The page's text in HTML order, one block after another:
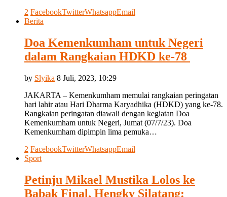
2 FacebookTwitterWhatsappEmail
Berita
Doa Kemenkumham untuk Negeri
dalam Rangkaian HDKD ke-78
by Slyika 8 Juli, 2023, 10:29
JAKARTA – Kemenkumham memulai rangkaian peringatan
hari lahir atau Hari Dharma Karyadhika (HDKD) yang ke-78.
Rangkaian peringatan diawali dengan kegiatan Doa
Kemenkumham untuk Negeri, Jumat (07/7/23). Doa
Kemenkumham dipimpin lima pemuka…
2 FacebookTwitterWhatsappEmail
Sport
Petinju Mikael Mustika Lolos ke
Babak Final, Hengky Silatang: